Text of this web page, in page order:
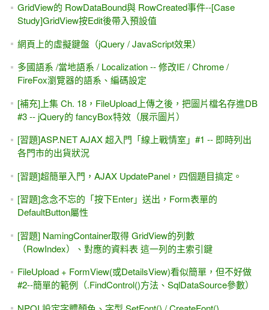
GridView的 RowDataBound與 RowCreated事件--[Case
Study]GridView按Edit後帶入預設值
網頁上的虛擬鍵盤（jQuery / JavaScript效果）
多國語系 /當地語系 / Localization -- 修改IE / Chrome /
FireFox瀏覽器的語系、編碼設定
[補充]上集 Ch. 18，FileUpload上傳之後，把圖片檔名存進DB
#3 -- jQuery的 fancyBox特效（展示圖片）
[習題]ASP.NET AJAX 超入門「線上戰情室」#1 -- 即時列出
各門市的出貨狀況
[習題]超簡單入門，AJAX UpdatePanel，四個題目搞定。
[習題]念念不忘的「按下Enter」送出，Form表單的
DefaultButton屬性
[習題] NamingContainer取得 GridView的列數
（RowIndex）、對應的資料表 這一列的主索引鍵
FileUpload + FormView(或DetailsView)看似簡單，但不好做
#2--簡單的範例（.FindControl()方法、SqlDataSource參數）